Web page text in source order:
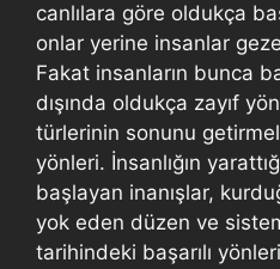
canlılara göre oldukça
onlar yerine insanlar
Fakat insanların bunca
dışında oldukça zayıf
türlerinin sonunu
yönleri. İnsanlığın
başlayan inanışlar,
yok eden düzen ve
tarihindeki başarılı